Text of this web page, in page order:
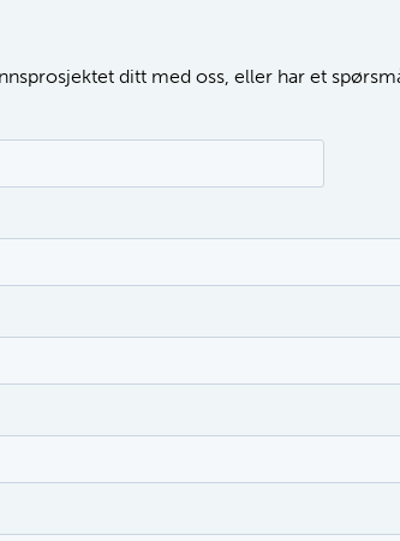
ditt med oss, eller har et